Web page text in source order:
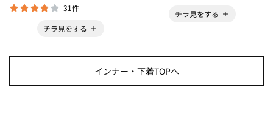
31件
チラ見をする
チラ見をする
インナー・下着TOPへ